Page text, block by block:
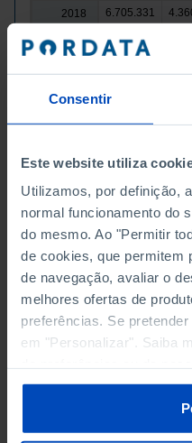
Consentir
Este website utiliza
Utilizamos, por definição,
normal funcionamento do
do mesmo. Ao "Permitir
de cookies, que permitem
de navegação, avaliar o
melhores ofertas de
preferências. Se
em "Personalizar". Saiba
2018
6.705.331
2019
7.027.599
2024
7.634.976
Fontes/Entidades: INE, PORDATA
Última actualização: 2026-01-07
RELACIONADOS
Veículos rodoviários
Portugal
Emissões de gases em Portugal